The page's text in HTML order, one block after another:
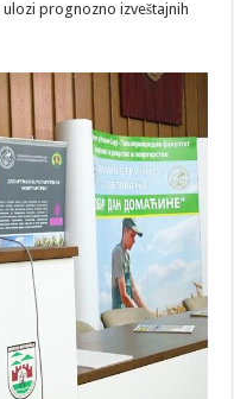
prognozno izveštajnih